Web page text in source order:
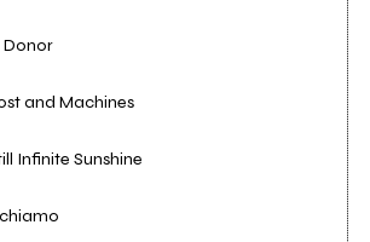
Donor
and Machines
Infinite Sunshine